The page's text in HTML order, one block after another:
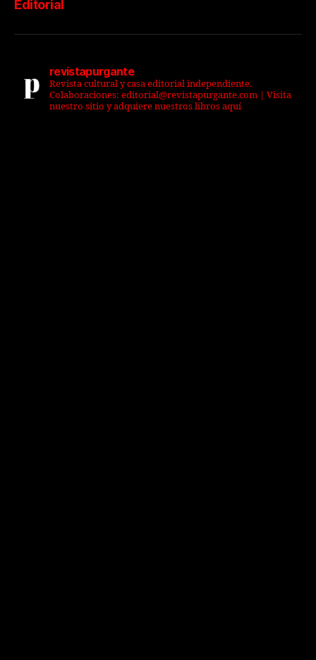
Editorial
revistapurgante
Revista cultural y casa editorial independiente.
Colaboraciones: editorial@revistapurgante.com | Visita
nuestro sitio y adquiere nuestros libros aquí